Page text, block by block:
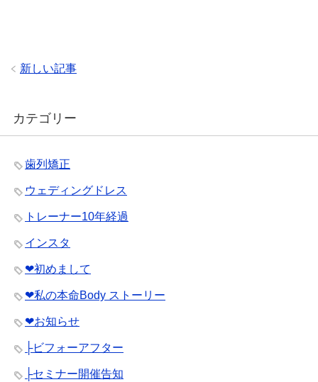
新しい記事
カテゴリー
歯列矯正
ウェディングドレス
トレーナー10年経過
インスタ
❤︎初めまして
❤︎私の本命Body ストーリー
❤︎お知らせ
├ビフォーアフター
├セミナー開催告知